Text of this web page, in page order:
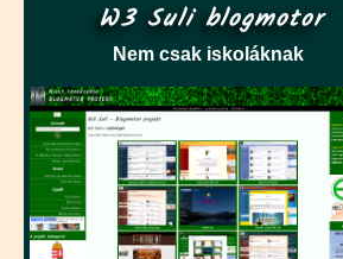
W3 Suli blogmotor
Nem csak iskoláknak